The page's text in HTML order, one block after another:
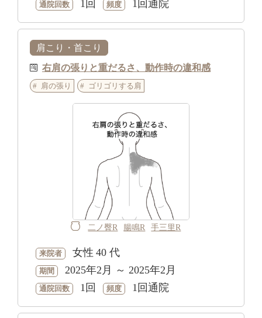
通院回数 1回 頻度 1回通院
肩こり・首こり
右肩の張りと重だるさ、動作時の違和感
肩の張り ゴリゴリする肩
二ノ臀R 腸鳴R 手三里R
来院者 女性 40 代
期間 2025年2月 ～ 2025年2月
通院回数 1回 頻度 1回通院